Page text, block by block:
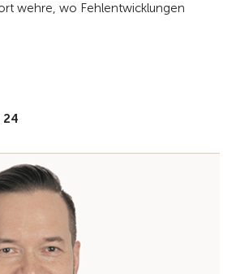
wehre, wo Fehlentwicklungen
24